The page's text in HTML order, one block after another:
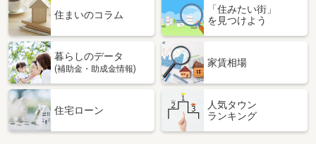
住まいのコラム
「住みたい街」
を見つけよう
暮らしのデータ
(補助金・助成金情報)
家賃相場
住宅ローン
人気タウン
ランキング